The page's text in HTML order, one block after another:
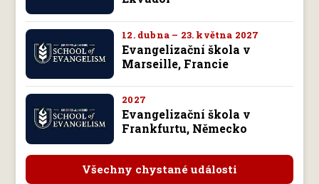
12. dubna – 23. května 2027
Evangelizační škola v
Marseille, Francie
2027
Evangelizační škola v
Frankfurtu, Německo
Všechny chystané události